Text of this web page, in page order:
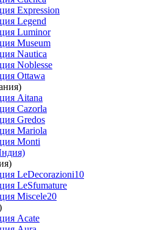
Expression
Legend
Luminor
Museum
Nautica
Noblesse
Ottawa
Aitana
Cazorla
Gredos
Mariola
Monti
LeDecorazioni10
LeSfumature
Miscele20
Acate